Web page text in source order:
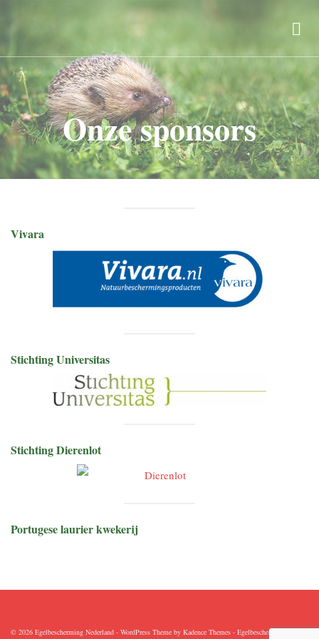
Onze sponsors
Vivara
Stichting Universitas
Stichting Dierenlot
Portugese laurier kwekerij
© 2026 Egelbescherming Nederland - WordPress Theme by Kadence Themes - Egelbescherming